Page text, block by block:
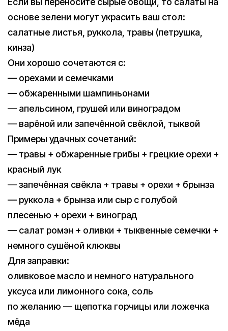
основе зелени могут украсить ваш стол:
салатные листья, руккола, травы (петрушка,
кинза)
Они хорошо сочетаются с:
— орехами и семечками
— обжаренными шампиньонами
— апельсином, грушей или виноградом
— варёной или запечённой свёклой, тыквой
Примеры удачных сочетаний:
— травы + обжаренные грибы + грецкие орехи +
красный лук
— запечённая свёкла + травы + орехи + брынза
— руккола + брынза или сыр с голубой
плесенью + орехи + виноград
— салат ромэн + оливки + тыквенные семечки +
немного сушёной клюквы
Для заправки:
оливковое масло и немного натурального
уксуса или лимонного сока, соль
по желанию — щепотка горчицы или ложечка
мёда